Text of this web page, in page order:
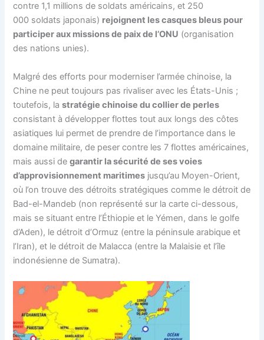
contre 1,1 millions de soldats américains, et 250
000 soldats japonais) rejoignent les casques bleus pour
participer aux missions de paix de l’ONU (organisation
des nations unies).
Malgré des efforts pour moderniser l’armée chinoise, la
Chine ne peut toujours pas rivaliser avec les États-Unis ;
toutefois, lastratégie chinoise du collier de perles
consistant à développer flottes tout aux longs des côtes
asiatiques lui permet de prendre de l’importance dans le
domaine militaire, de peser contre les 7 flottes américaines,
mais aussi degarantir la sécurité de ses voies
d’approvisionnement maritimes jusqu’au Moyen-Orient,
où l’on trouve des détroits stratégiques comme le détroit de
Bad-el-Mandeb (non représenté sur la carte ci-dessous,
mais se situant entre l’Éthiopie et le Yémen, dans le golfe
d’Aden), le détroit d’Ormuz (entre la péninsule arabique et
l’Iran), et le détroit de Malacca (entre la Malaisie et l’île
indonésienne de Sumatra).